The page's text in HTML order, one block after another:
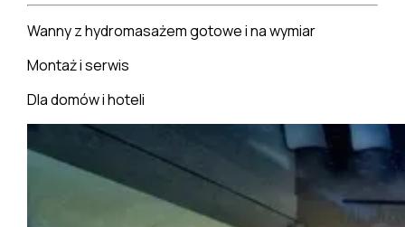
Wanny z hydromasażem gotowe i na wymiar
Montaż i serwis
Dla domów i hoteli